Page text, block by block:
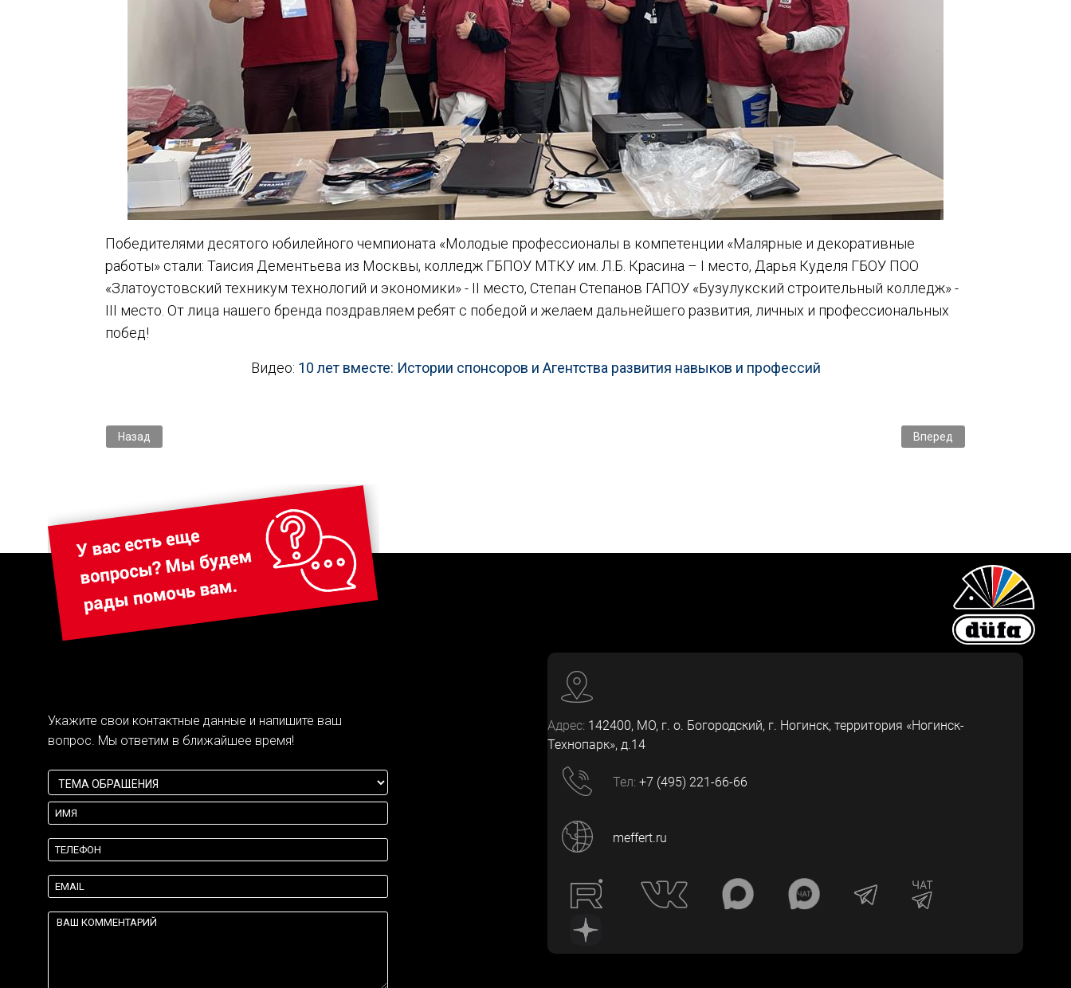
Победителями десятого юбилейного чемпионата «Молодые профессионалы в компетенции «Малярные и декоративные
работы» стали: Таисия Дементьева из Москвы, колледж ГБПОУ МТКУ им. Л.Б. Красина – I место, Дарья Куделя ГБОУ ПОО
«Златоустовский техникум технологий и экономики» - II место, Степан Степанов ГАПОУ «Бузулукский строительный колледж» -
III место. От лица нашего бренда поздравляем ребят с победой и желаем дальнейшего развития, личных и профессиональных
побед!
Видео: 10 лет вместе: Истории спонсоров и Агентства развития навыков и профессий
Предыдущий: Новая серия düfa HOME в СТД «Петрович»
Назад Следующий: Теперь и на
Вперед
Укажите свои контактные данные и напишите ваш
вопрос. Мы ответим в ближайшее время!
Адрес: 142400, МО, г. о. Богородский, г. Ногинск, территория «Ногинск-
Технопарк», д.14
Тел: +7 (495) 221-66-66
meffert.ru